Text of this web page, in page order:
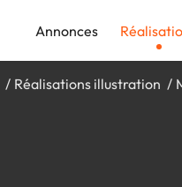
Annonces
Réalisations illustration